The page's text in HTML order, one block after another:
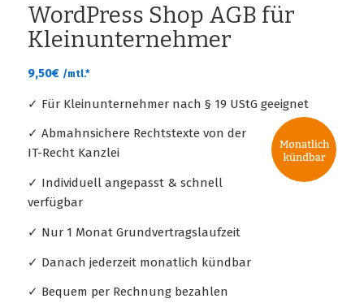
WordPress Shop AGB für
Kleinunternehmer
9,50€ /mtl.*
✓ Für Kleinunternehmer nach § 19 UStG geeignet
✓ Abmahnsichere Rechtstexte von der
IT-Recht Kanzlei
✓ Individuell angepasst & schnell
verfügbar
✓ Nur 1 Monat Grundvertragslaufzeit
✓ Danach jederzeit monatlich kündbar
✓ Bequem per Rechnung bezahlen